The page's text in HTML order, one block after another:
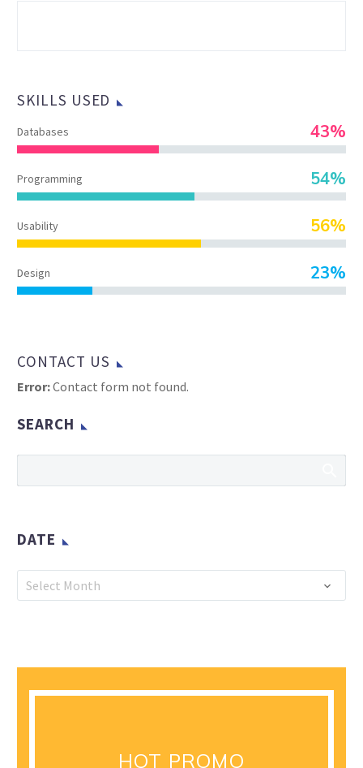
SKILLS USED
Databases 43%
Programming 54%
Usability 56%
Design 23%
CONTACT US
Error:Contact form not found.
SEARCH
DATE
Date
Select Month
HOT PROMO